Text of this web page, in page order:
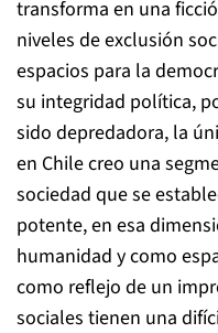
transforma en una
niveles de exclusión
espacios para la
su integridad política,
sido depredadora, la
en Chile creo una
sociedad que se
potente, en esa
humanidad y como
como reflejo de un
sociales tienen una